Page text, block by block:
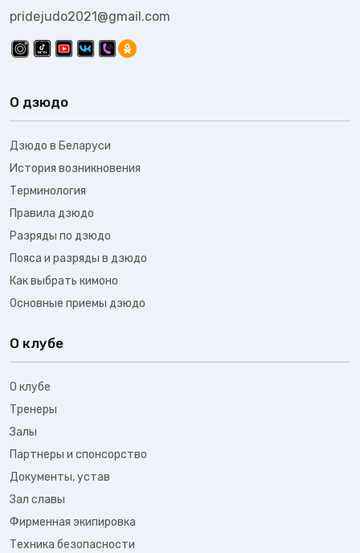
pridejudo2021@gmail.com
О дзюдо
Дзюдо в Беларуси
История возникновения
Терминология
Правила дзюдо
Разряды по дзюдо
Пояса и разряды в дзюдо
Как выбрать кимоно
Основные приемы дзюдо
О клубе
О клубе
Тренеры
Залы
Партнеры и спонсорство
Документы, устав
Зал славы
Фирменная экипировка
Техника безопасности